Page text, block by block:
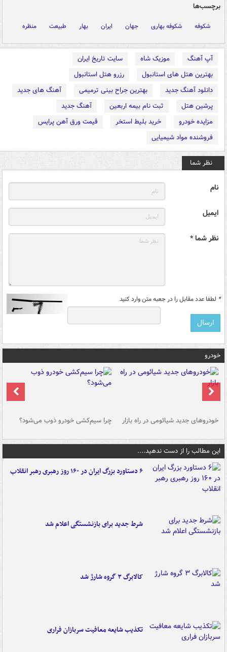
برچسب‌ها
شکوفه شکوفه بهاری جهان ایران بهار طبیعت منظره
آپ آهنگ موزیک شاه
سایت تاریخ ایران
بهترین هتل های استانبول
رزرو هتل استانبول
دانلود آهنگ جدید
بهترین جراح بینی ترمیمی
آهنگ های جدید
پرشین هتل
ثبت نام بیمه اربعین
آهنگ جدید
مزایده خودرو
خرید بلیط استخر
قیمت ورق آهن پرایس
فروشنده مواد شیمیایی
نظر شما
نام
ایمیل
نظر شما *
* لطفا عدد مقابل را در جعبه متن وارد کنید
خودرو
خودروهای جدید شیائومی در راه بازار چرا سیم‌کشی خودرو ذوب می‌شود؟
این مطالب را از دست ندهید....
۶ دستاورد بزرگ ایران در ۱۶۰ روز رهبری رهبر انقلاب
شرط جدید برای بازنشستگی اعلام شد
کالابرگ ۳ گروه شارژ شد
تکذیب شایعه معافیت سربازان فراری